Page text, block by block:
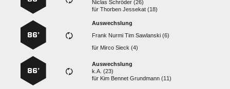
  
für  
Auswechslung
    
für   
86’
Auswechslung
k.A. (23)
für    
86’